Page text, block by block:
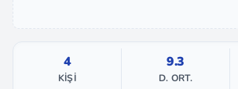
4
KIŞI
9.3
D. ORT.